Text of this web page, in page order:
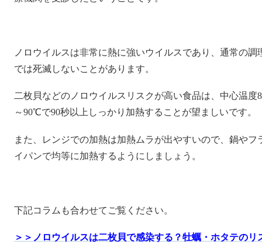
ノロウイルスは非常に熱に強いウイルスであり、通常の調
では死滅しないことがあります。
二枚貝などのノロウイルスリスクが高い食品は、中心温度
～90℃で90秒以上しっかり加熱することが望ましいです。
また、レンジでの加熱は加熱ムラが出やすいので、鍋やフ
イパンで均等に加熱するようにしましょう。
下記コラムも合わせてご覧ください。
＞＞ノロウイルスは二枚貝で感染する？牡蠣・ホタテのリ